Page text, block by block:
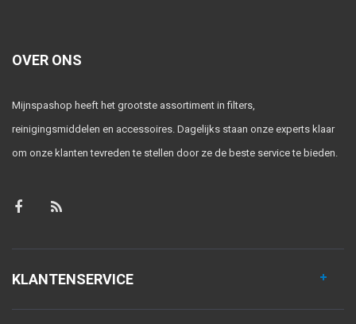
OVER ONS
Mijnspashop heeft het grootste assortiment in filters,
reinigingsmiddelen en accessoires. Dagelijks staan onze experts klaar
om onze klanten tevreden te stellen door ze de beste service te bieden.
KLANTENSERVICE